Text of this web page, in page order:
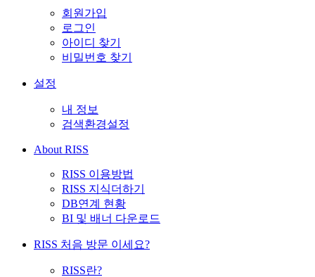
회원가입
로그인
아이디 찾기
비밀번호 찾기
설정
내 정보
검색환경설정
About RISS
RISS 이용방법
RISS 지식더하기
DB연계 현황
BI 및 배너 다운로드
RISS 처음 방문 이세요?
RISS란?